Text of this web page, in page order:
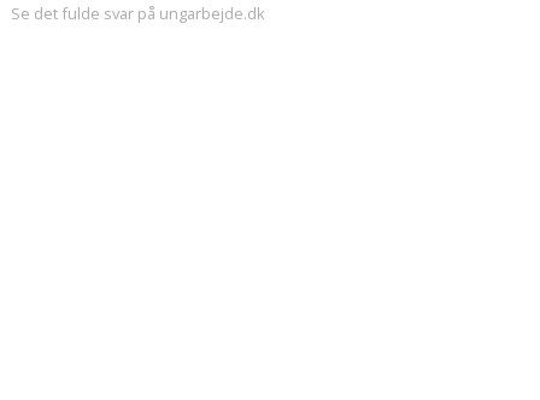
Se det fulde svar på ungarbejde.dk